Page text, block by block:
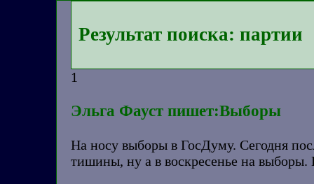
Результат поиска: партии
1
Эльга Фауст пишет:Выборы
На носу выборы в ГосДуму. Сегодня
тишины, ну а в воскресенье на выборы.